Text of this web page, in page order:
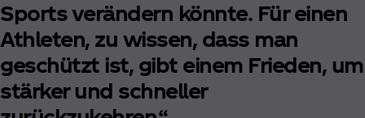
Sports verändern könnte. Für einen
Athleten, zu wissen, dass man
geschützt ist, gibt einem Frieden, um
stärker und schneller